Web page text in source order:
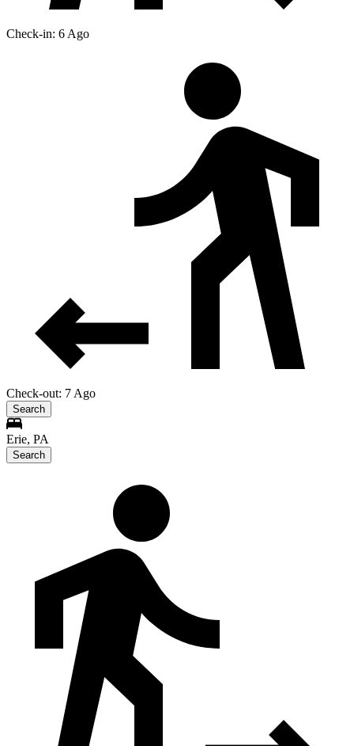
Check-in: 6 Ago
Check-out: 7 Ago
Search
Erie, PA
Search